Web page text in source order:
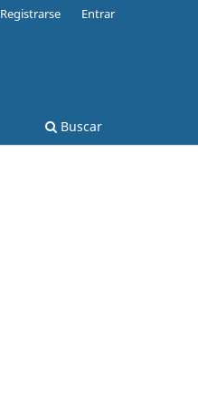
Buscar
Registrarse Entrar